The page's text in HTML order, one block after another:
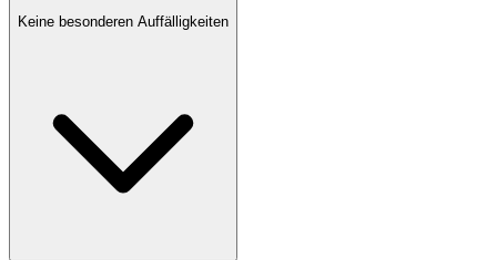
Keine besonderen Auffälligkeiten